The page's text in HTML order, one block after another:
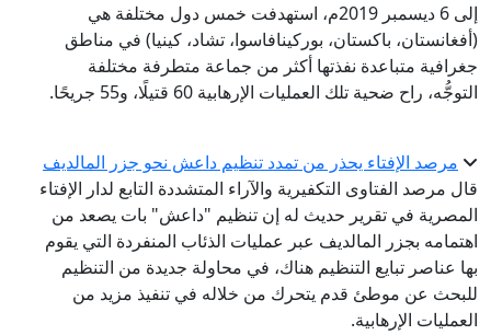
إلى 6 ديسمبر 2019م، استهدفت خمس دول مختلفة هي
(أفغانستان، باكستان، بوركينافاسوا، تشاد، كينيا) في مناطق
جغرافية متباعدة نفذتها أكثر من جماعة متطرفة مختلفة
التوجُّه، راح ضحية تلك العمليات الإرهابية 60 قتيلًا، و55 جريحًا.
مرصد الإفتاء يحذر من تمدد تنظيم داعش نحو جزر المالديف
قال مرصد الفتاوى التكفيرية والآراء المتشددة التابع لدار الإفتاء
المصرية في تقرير حديث له إن تنظيم "داعش" بات يصعد من
اهتمامه بجزر المالديف عبر عمليات الذئاب المنفردة التي يقوم
بها عناصر تبايع التنظيم هناك، في محاولة جديدة من التنظيم
للبحث عن موطئ قدم يتحرك من خلاله في تنفيذ مزيد من
العمليات الإرهابية.